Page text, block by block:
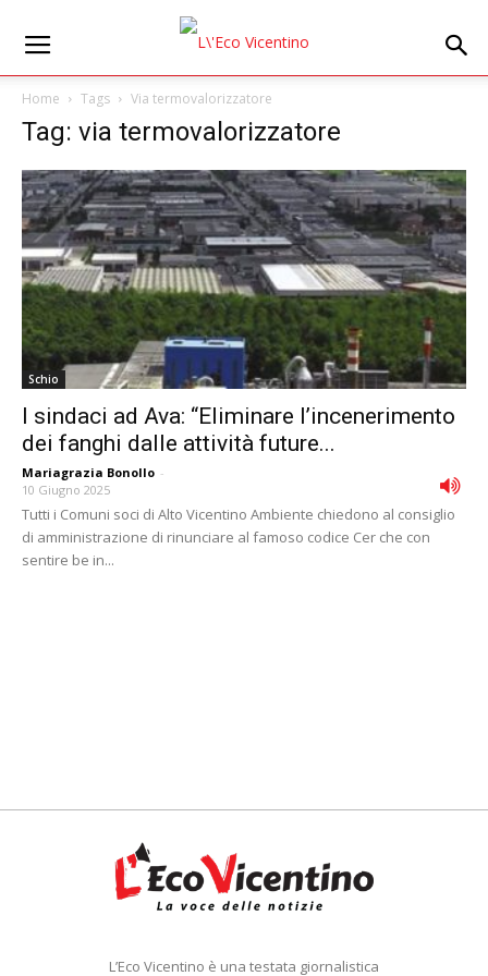
Home Tags Via termovalorizzatore
Tag: via termovalorizzatore
Schio
I sindaci ad Ava: “Eliminare l’incenerimento
dei fanghi dalle attività future...
Mariagrazia Bonollo -
10 Giugno 2025
Tutti i Comuni soci di Alto Vicentino Ambiente chiedono al consiglio
di amministrazione di rinunciare al famoso codice Cer che con
sentire be in...
L’Eco Vicentino è una testata giornalistica